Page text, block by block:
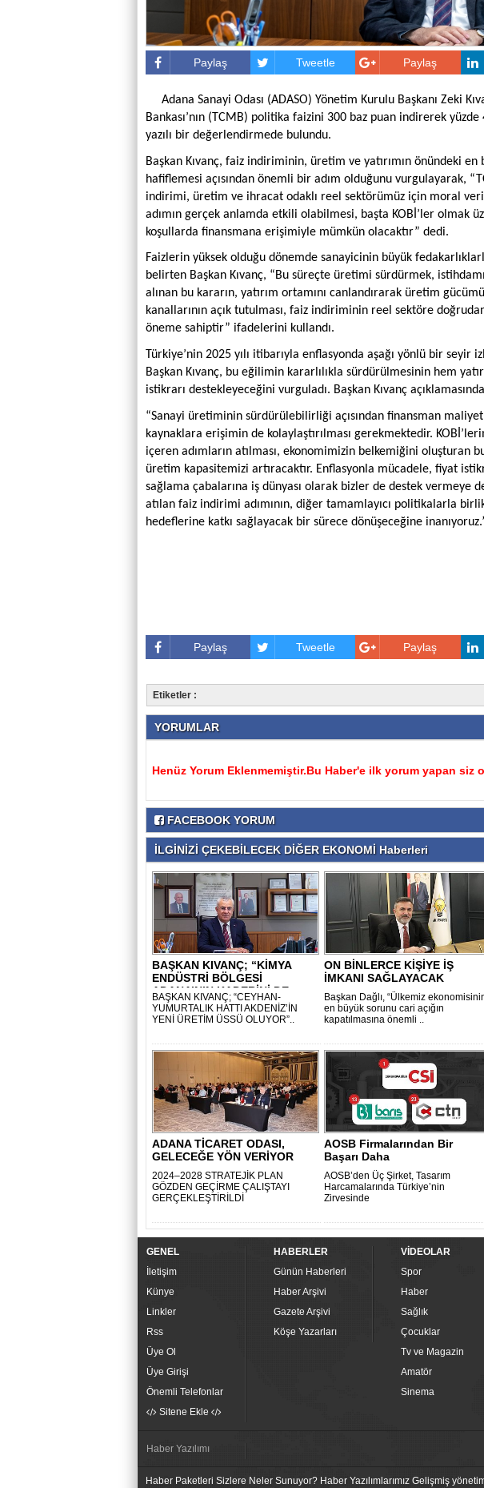
Paylaş Tweetle Paylaş
Adana Sanayi Odası (ADASO) Yönetim Kurulu Başkanı Zeki
Bankası’nın (TCMB) politika faizini 300 baz puan indirerek
yazılı bir değerlendirmede bulundu.
Başkan Kıvanç, faiz indiriminin, üretim ve yatırımın önündeki
hafiflemesi açısından önemli bir adım olduğunu vurgulayarak,
indirimi, üretim ve ihracat odaklı reel sektörümüz için moral
adımın gerçek anlamda etkili olabilmesi, başta KOBİ’ler olmak
koşullarda finansmana erişimiyle mümkün olacaktır” dedi.
Faizlerin yüksek olduğu dönemde sanayicinin büyük
belirten Başkan Kıvanç, “Bu süreçte üretimi sürdürmek,
alınan bu kararın, yatırım ortamını canlandırarak üretim
kanallarının açık tutulması, faiz indiriminin reel sektöre doğrudan
öneme sahiptir” ifadelerini kullandı.
Türkiye’nin 2025 yılı itibarıyla enflasyonda aşağı yönlü bir seyir
Başkan Kıvanç, bu eğilimin kararlılıkla sürdürülmesinin hem
istikrarı destekleyeceğini vurguladı. Başkan Kıvanç
“Sanayi üretiminin sürdürülebilirliği açısından finansman
kaynaklara erişimin de kolaylaştırılması gerekmektedir.
içeren adımların atılması, ekonomimizin belkemiğini oluşturan
üretim kapasitemizi artıracaktır. Enflasyonla mücadele, fiyat
sağlama çabalarına iş dünyası olarak bizler de destek vermeye
atılan faiz indirimi adımının, diğer tamamlayıcı politikalarla
hedeflerine katkı sağlayacak bir sürece dönüşeceğine
Paylaş Tweetle Paylaş
Etiketler :
YORUMLAR
Henüz Yorum Eklenmemiştir.Bu Haber'e ilk yorum yapan siz
FACEBOOK YORUM
İLGİNİZİ ÇEKEBİLECEK DİĞER EKONOMİ Haberleri
BAŞKAN KIVANÇ; “KİMYA
ENDÜSTRİ BÖLGESİ
ADANA’NIN KADERİNİ DE..
BAŞKAN KIVANÇ; “CEYHAN-
YUMURTALIK HATTI AKDENİZ’İN
YENİ ÜRETİM ÜSSÜ OLUYOR”..
ON BİNLERCE KİŞİYE İŞ
İMKANI SAĞLAYACAK
Başkan Dağlı, “Ülkemiz
en büyük sorunu cari açığın
kapatılmasına önemli ..
ADANA TİCARET ODASI,
GELECEĞE YÖN VERİYOR
2024–2028 STRATEJİK PLAN
GÖZDEN GEÇİRME ÇALIŞTAYI
GERÇEKLEŞTİRİLDİ
AOSB Firmalarından Bir
Başarı Daha
AOSB’den Üç Şirket, Tasarım
Harcamalarında Türkiye’nin
Zirvesinde
GENEL
İletişim
Künye
Linkler
Rss
Üye Ol
Üye Girişi
Önemli Telefonlar
Sitene Ekle
HABERLER
Günün Haberleri
Haber Arşivi
Gazete Arşivi
Köşe Yazarları
VİDEOLAR
Spor
Haber
Sağlık
Çocuklar
Tv ve Magazin
Amatör
Sinema
Haber Yazılımı
Haber Paketleri Sizlere Neler Sunuyor? Haber Yazılımlarımız Gelişmiş